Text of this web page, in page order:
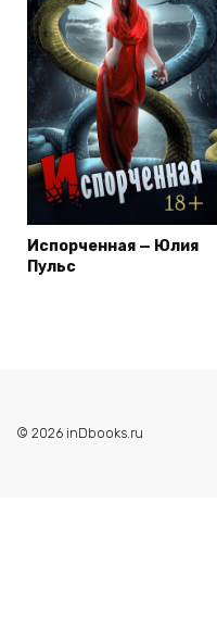
Испорченная — Юлия
Пульс
© 2026 inDbooks.ru